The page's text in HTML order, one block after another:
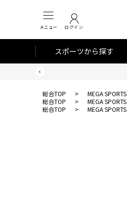
メニュー ログイン
スポーツから探す
総合TOP > MEGA SPORTS
総合TOP
> MEGA SPORTS
総合TOP
> MEGA SPORTS